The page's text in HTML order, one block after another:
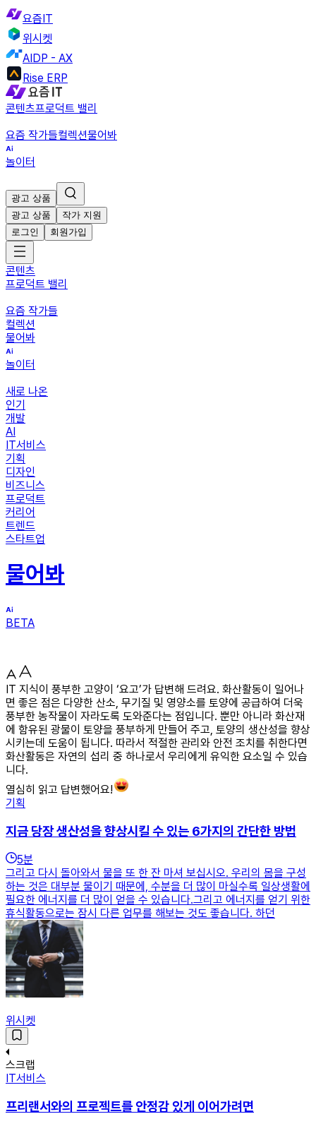
요즘IT
위시켓
AIDP - AX
Rise ERP
콘텐츠프로덕트 밸리
요즘 작가들컬렉션물어봐
놀이터
광고 상품
광고 상품
작가 지원
로그인
회원가입
콘텐츠
프로덕트 밸리
요즘 작가들
컬렉션
물어봐
놀이터
새로 나온
인기
개발
AI
IT서비스
기획
디자인
비즈니스
프로덕트
커리어
트렌드
스타트업
물어봐
BETA
IT 지식이 풍부한 고양이 ‘요고’가 답변해 드려요. 화산활동이 일어나
면 좋은 점은 다양한 산소, 무기질 및 영양소를 토양에 공급하여 더욱
풍부한 농작물이 자라도록 도와준다는 점입니다. 뿐만 아니라 화산재
에 함유된 광물이 토양을 풍부하게 만들어 주고, 토양의 생산성을 향상
시키는데 도움이 됩니다. 따라서 적절한 관리와 안전 조치를 취한다면
화산활동은 자연의 섭리 중 하나로서 우리에게 유익한 요소일 수 있습
니다.
열심히 읽고 답변했어요!
기획
지금 당장 생산성을 향상시킬 수 있는 6가지의 간단한 방법
5분
그리고 다시 돌아와서 물을 또 한 잔 마셔 보십시오. 우리의 몸을 구성
하는 것은 대부분 물이기 때문에, 수분을 더 많이 마실수록 일상생활에
필요한 에너지를 더 많이 얻을 수 있습니다.그리고 에너지를 얻기 위한
휴식활동으로는 잠시 다른 업무를 해보는 것도 좋습니다. 하던
위시켓
스크랩
IT서비스
프리랜서와의 프로젝트를 안정감 있게 이어가려면